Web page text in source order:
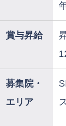
賞与昇給
募集院・
エリア